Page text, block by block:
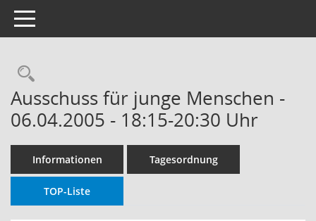
Toggle navigation
Rechercheauswahl
Ausschuss für junge Menschen -
06.04.2005 - 18:15-20:30 Uhr
Informationen Tagesordnung
TOP-Liste